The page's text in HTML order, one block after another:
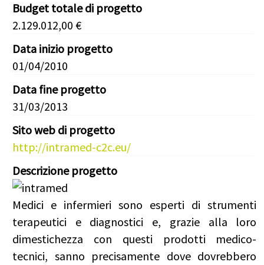
Budget totale di progetto
2.129.012,00 €
Data inizio progetto
01/04/2010
Data fine progetto
31/03/2013
Sito web di progetto
http://intramed-c2c.eu/
Descrizione progetto
Medici e infermieri sono esperti di strumenti
terapeutici e diagnostici e, grazie alla loro
dimestichezza con questi prodotti medico-
tecnici, sanno precisamente dove dovrebbero